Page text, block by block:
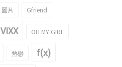
2020/06/12
圖片 Gfriend
VIXX OH MY GIRL
熱戀
f(x)